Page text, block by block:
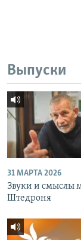
Выпуски
31 МАРТА 2026
Звуки и смыслы
Штедроня